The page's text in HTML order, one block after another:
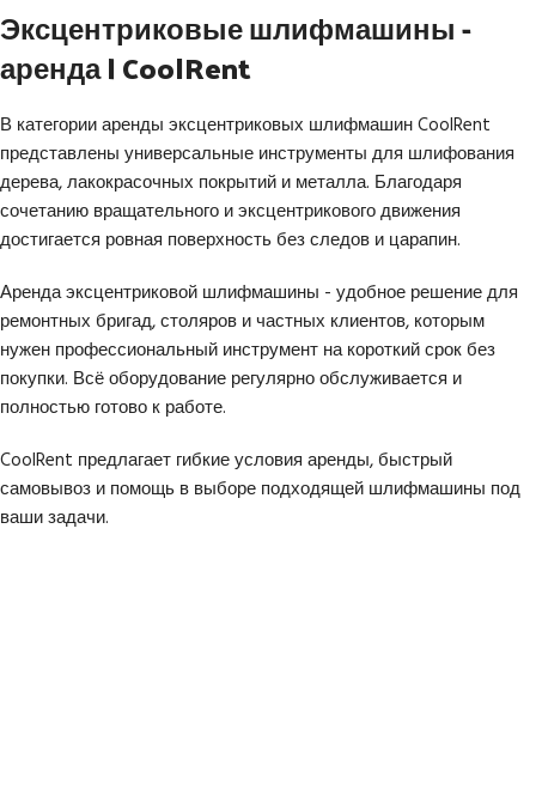
Эксцентриковые шлифмашины -
аренда | CoolRent
В категории аренды эксцентриковых шлифмашин CoolRent
представлены универсальные инструменты для шлифования
дерева, лакокрасочных покрытий и металла. Благодаря
сочетанию вращательного и эксцентрикового движения
достигается ровная поверхность без следов и царапин.
Аренда эксцентриковой шлифмашины - удобное решение для
ремонтных бригад, столяров и частных клиентов, которым
нужен профессиональный инструмент на короткий срок без
покупки. Всё оборудование регулярно обслуживается и
полностью готово к работе.
CoolRent предлагает гибкие условия аренды, быстрый
самовывоз и помощь в выборе подходящей шлифмашины под
ваши задачи.